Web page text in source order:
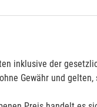
inklusive der
Gewähr und